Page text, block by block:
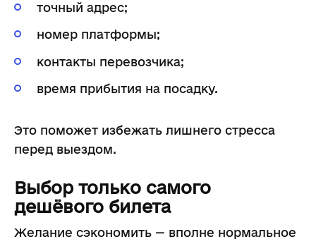
точный адрес;
номер платформы;
контакты перевозчика;
время прибытия на посадку.
Это поможет избежать лишнего стресса
перед выездом.
Выбор только самого
дешёвого билета
Желание сэкономить — вполне нормальное